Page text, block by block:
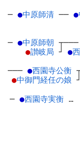
─ ●中原師清 ── ●
─ ●中原師朝 ┬
●讃岐局 ┘
───
●
─── ●西園寺公衡
●中御門経任の娘 ┘
─ ●西園寺実衡 …